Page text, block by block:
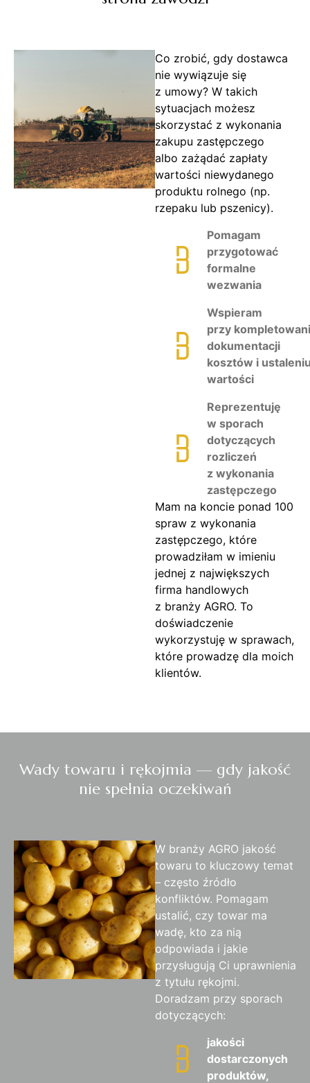
Co zrobić, gdy dostawca
nie wywiązuje się
z umowy? W takich
sytuacjach możesz
skorzystać z wykonania
zakupu zastępczego
albo zażądać zapłaty
wartości niewydanego
produktu rolnego (np.
rzepaku lub pszenicy).
Pomagam
przygotować
formalne
wezwania
Wspieram
przy
dokumentacji
kosztów i
wartości
Reprezentuję
w sporach
dotyczących
rozliczeń
z wykonania
zastępczego
Mam na koncie ponad 100
spraw z wykonania
zastępczego, które
prowadziłam w imieniu
jednej z największych
firma handlowych
z branży AGRO. To
doświadczenie
wykorzystuję w sprawach,
które prowadzę dla moich
klientów.
Wady towaru i rękojmia — gdy jakość
nie spełnia oczekiwań
W branży AGRO jakość
towaru to kluczowy temat
– często źródło
konfliktów. Pomagam
ustalić, czy towar ma
wadę, kto za nią
odpowiada i jakie
przysługują Ci uprawnienia
z tytułu rękojmi.
Doradzam przy sporach
dotyczących:
jakości
dostarczonych
produktów,